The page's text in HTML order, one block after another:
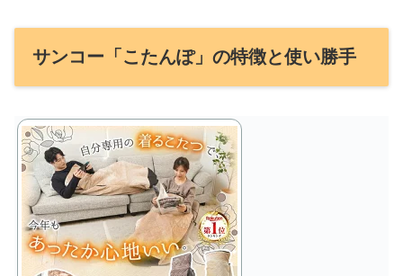
サンコー「こたんぽ」の特徴と使い勝手